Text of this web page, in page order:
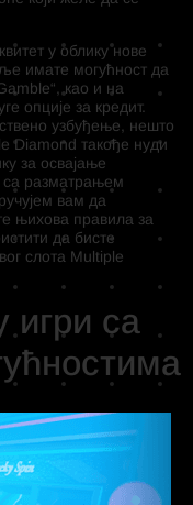
у облику нове
имате могућност да
као и на
опције за кредит.
узбуђење, нешто
Diamond такође нуди
за освајање
са разматрањем
вам да
њихова правила за
да бисте
слота Multiple
игри са